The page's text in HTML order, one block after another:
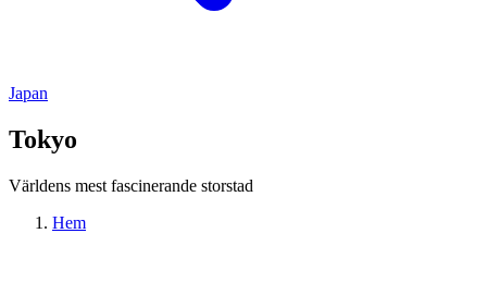
Japan
Tokyo
Världens mest fascinerande storstad
Hem